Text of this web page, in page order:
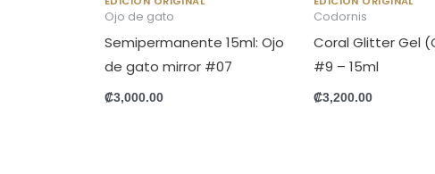
Ojo de gato
Semipermanente 15ml: Ojo
de gato mirror #07
₡3,000.00
Codornis
Coral Glitter Gel
#9 – 15ml
₡3,200.00